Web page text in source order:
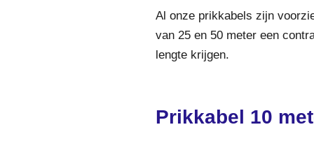
Al onze prikkabels zijn
van 25 en 50 meter een
lengte krijgen.
Prikkabel 10